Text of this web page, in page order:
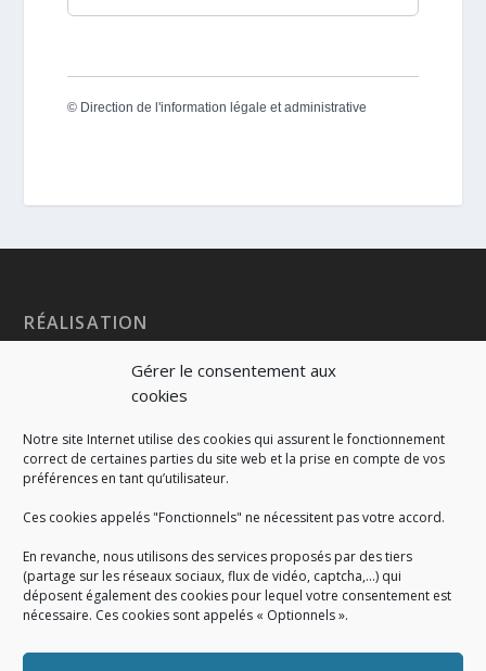
Gérer le consentement aux
cookies
Notre site Internet utilise des cookies qui assurent le fonctionnement
correct de certaines parties du site web et la prise en compte de vos
préférences en tant qu’utilisateur.
Ces cookies appelés "Fonctionnels" ne nécessitent pas votre accord.
En revanche, nous utilisons des services proposés par des tiers
(partage sur les réseaux sociaux, flux de vidéo, captcha,...) qui
déposent également des cookies pour lequel votre consentement est
nécessaire. Ces cookies sont appelés « Optionnels ».
© Direction de l'information légale et administrative
RÉALISATION